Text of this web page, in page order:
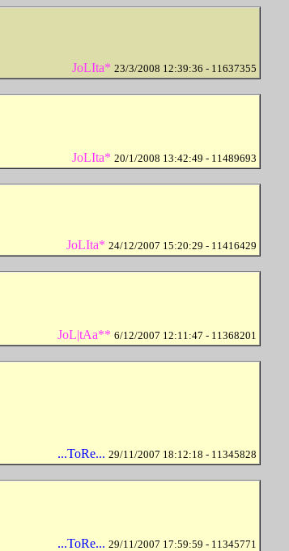
JoLIta* 23/3/2008 12:39:36 - 11637355
JoLIta* 20/1/2008 13:42:49 - 11489693
JoLIta* 24/12/2007 15:20:29 - 11416429
JoL|tAa** 6/12/2007 12:11:47 - 11368201
...ToRe... 29/11/2007 18:12:18 - 11345828
...ToRe... 29/11/2007 17:59:59 - 11345771